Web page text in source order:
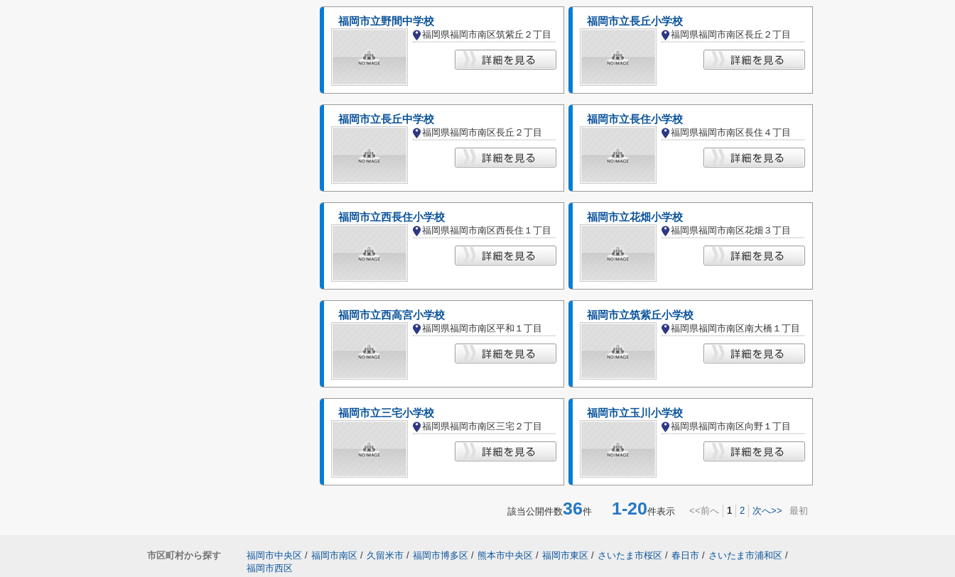
福岡市立野間中学校
福岡県福岡市南区筑紫丘２丁目
福岡市立長丘小学校
福岡県福岡市南区長丘２丁目
福岡市立長丘中学校
福岡県福岡市南区長丘２丁目
福岡市立長住小学校
福岡県福岡市南区長住４丁目
福岡市立西長住小学校
福岡県福岡市南区西長住１丁目
福岡市立花畑小学校
福岡県福岡市南区花畑３丁目
福岡市立西高宮小学校
福岡県福岡市南区平和１丁目
福岡市立筑紫丘小学校
福岡県福岡市南区南大橋１丁目
福岡市立三宅小学校
福岡県福岡市南区三宅２丁目
福岡市立玉川小学校
福岡県福岡市南区向野１丁目
該当公開件数36件 1-20件表示 <<前へ 1 2 次へ>> 最初
市区町村から探す 福岡市中央区 / 福岡市南区 / 久留米市 / 福岡市博多区 / 熊本市中央区 / 福岡市東区 / さいたま市桜区 / 春日市 / さいたま市浦和区 /
福岡市西区